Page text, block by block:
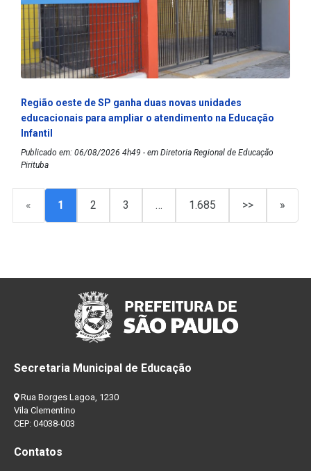
Região oeste de SP ganha duas novas unidades
educacionais para ampliar o atendimento na Educação
Infantil
Publicado em: 06/08/2026 4h49 - em Diretoria Regional de Educação
Pirituba
« 1 2 3 … 1.685 >> »
Secretaria Municipal de Educação
Rua Borges Lagoa, 1230
Vila Clementino
CEP: 04038-003
Contatos